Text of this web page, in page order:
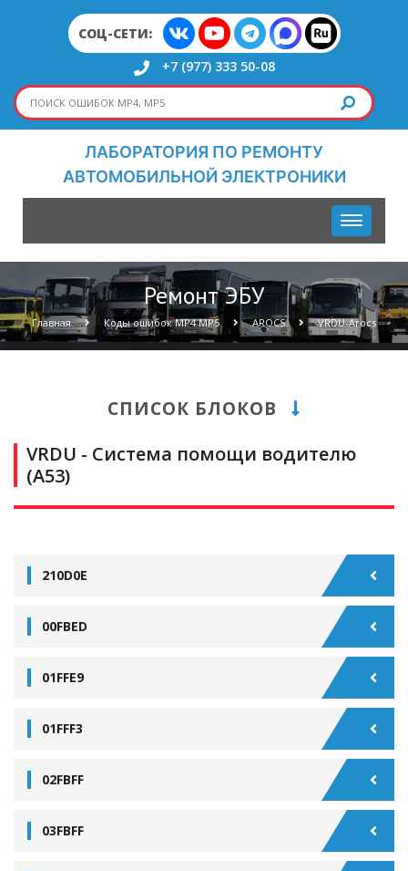
СОЦ-СЕТИ:
+7 (977) 333 50-08
ЛАБОРАТОРИЯ ПО РЕМОНТУ
АВТОМОБИЛЬНОЙ ЭЛЕКТРОНИКИ
Ремонт ЭБУ
Главная Коды ошибок МР4 МР5 AROCS VRDU-Arocs
СПИСОК БЛОКОВ
VRDU - Система помощи водителю
(А53)
210D0E
00FBED
01FFE9
01FFF3
02FBFF
03FBFF